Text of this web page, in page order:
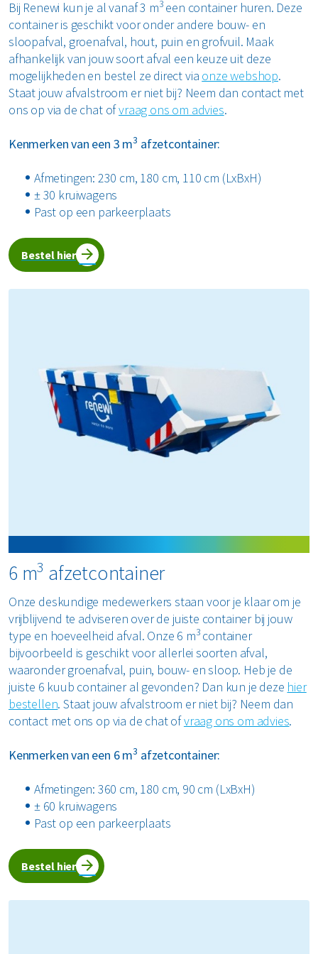
Bij Renewi kun je al vanaf 3 m3een container huren. Deze
container is geschikt voor onder andere bouw- en
sloopafval, groenafval, hout, puin en grofvuil. Maak
afhankelijk van jouw soort afval een keuze uit deze
mogelijkheden en bestel ze direct via onze webshop.
Staat jouw afvalstroom er niet bij? Neem dan contact met
ons op via de chat ofvraag ons om advies.
Kenmerken van een 3 m3 afzetcontainer:
Afmetingen: 230 cm, 180 cm, 110 cm (LxBxH)
± 30 kruiwagens
Past op een parkeerplaats
Bestel hier
6 m3 afzetcontainer
Onze deskundige medewerkers staan voor je klaar om je
vrijblijvend te adviseren over de juiste container bij jouw
type en hoeveelheid afval. Onze 6 m3container
bijvoorbeeld is geschikt voor allerlei soorten afval,
waaronder groenafval, puin, bouw- en sloop. Heb je de
juiste 6 kuub container al gevonden? Dan kun je deze hier
bestellen. Staat jouw afvalstroom er niet bij? Neem dan
contact met ons op via de chat ofvraag ons om advies.
Kenmerken van een 6 m3 afzetcontainer:
Afmetingen: 360 cm, 180 cm, 90 cm (LxBxH)
± 60 kruiwagens
Past op een parkeerplaats
Bestel hier